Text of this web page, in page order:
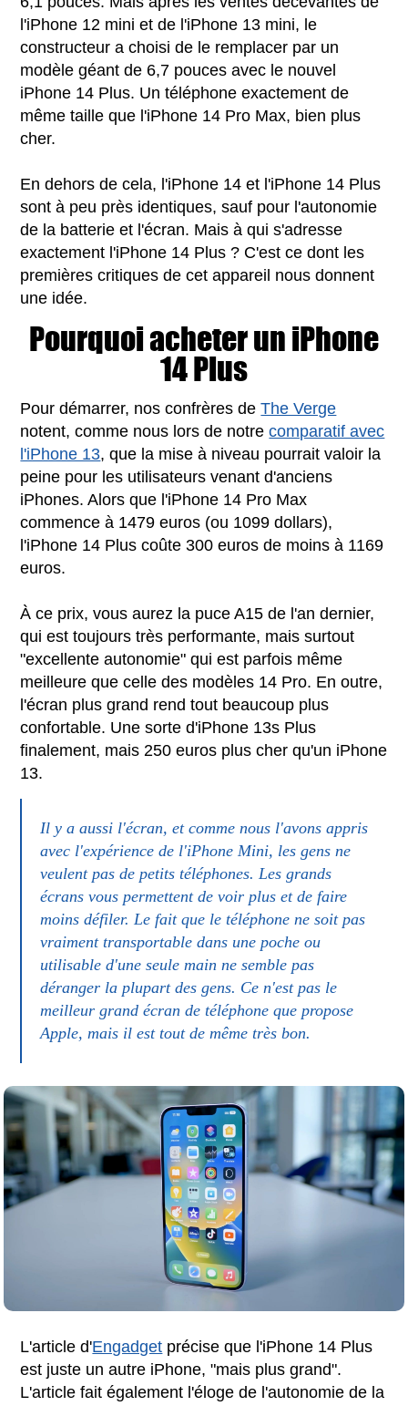
l'iPhone 12 mini et de l'iPhone 13 mini, le
constructeur a choisi de le remplacer par un
modèle géant de 6,7 pouces avec le nouvel
iPhone 14 Plus. Un téléphone exactement de
même taille que l'iPhone 14 Pro Max, bien plus
cher.
En dehors de cela, l'iPhone 14 et l'iPhone 14 Plus
sont à peu près identiques, sauf pour l'autonomie
de la batterie et l'écran. Mais à qui s'adresse
exactement l'iPhone 14 Plus ? C'est ce dont les
premières critiques de cet appareil nous donnent
une idée.
Pourquoi acheter un iPhone
14 Plus
Pour démarrer, nos confrères deThe Verge
notent, comme nous lors de notrecomparatif avec
l'iPhone 13, que la mise à niveau pourrait valoir la
peine pour les utilisateurs venant d'anciens
iPhones. Alors que l'iPhone 14 Pro Max
commence à 1479 euros (ou 1099 dollars),
l'iPhone 14 Plus coûte 300 euros de moins à 1169
euros.
À ce prix, vous aurez la puce A15 de l'an dernier,
qui est toujours très performante, mais surtout
"excellente autonomie" qui est parfois même
meilleure que celle des modèles 14 Pro. En outre,
l'écran plus grand rend tout beaucoup plus
confortable. Une sorte d'iPhone 13s Plus
finalement, mais 250 euros plus cher qu'un iPhone
13.
Il y a aussi l'écran, et comme nous l'avons appris
avec l'expérience de l'iPhone Mini, les gens ne
veulent pas de petits téléphones. Les grands
écrans vous permettent de voir plus et de faire
moins défiler. Le fait que le téléphone ne soit pas
vraiment transportable dans une poche ou
utilisable d'une seule main ne semble pas
déranger la plupart des gens. Ce n'est pas le
meilleur grand écran de téléphone que propose
Apple, mais il est tout de même très bon.
L'article d'Engadget précise que l'iPhone 14 Plus
est juste un autre iPhone, "mais plus grand".
L'article fait également l'éloge de l'autonomie de la